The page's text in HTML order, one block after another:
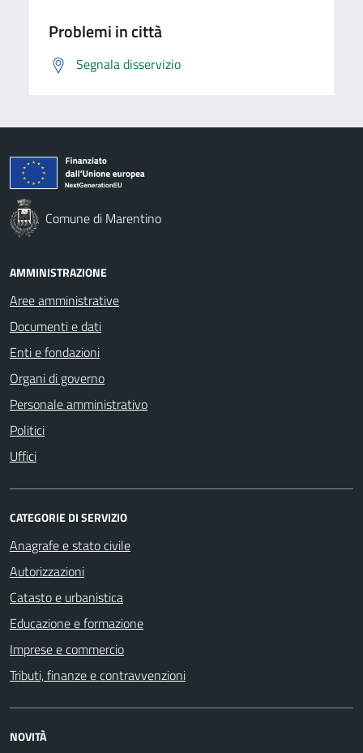
Problemi in città
Segnala disservizio
Comune di Marentino
AMMINISTRAZIONE
Aree amministrative
Documenti e dati
Enti e fondazioni
Organi di governo
Personale amministrativo
Politici
Uffici
CATEGORIE DI SERVIZIO
Anagrafe e stato civile
Autorizzazioni
Catasto e urbanistica
Educazione e formazione
Imprese e commercio
Tributi, finanze e contravvenzioni
NOVITÀ